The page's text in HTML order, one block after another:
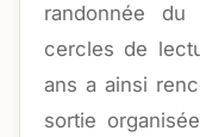
randonnée
cercles de
ans a ainsi
sortie